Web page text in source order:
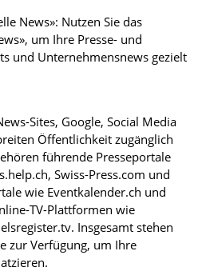
News»: Nutzen Sie das
um Ihre Presse- und
und Unternehmensnews gezielt
Sites, Google, Social Media
Öffentlichkeit zugänglich
führende Presseportale
Swiss-Press.com und
wie Eventkalender.ch und
TV-Plattformen wie
Insgesamt stehen
zur Verfügung, um Ihre